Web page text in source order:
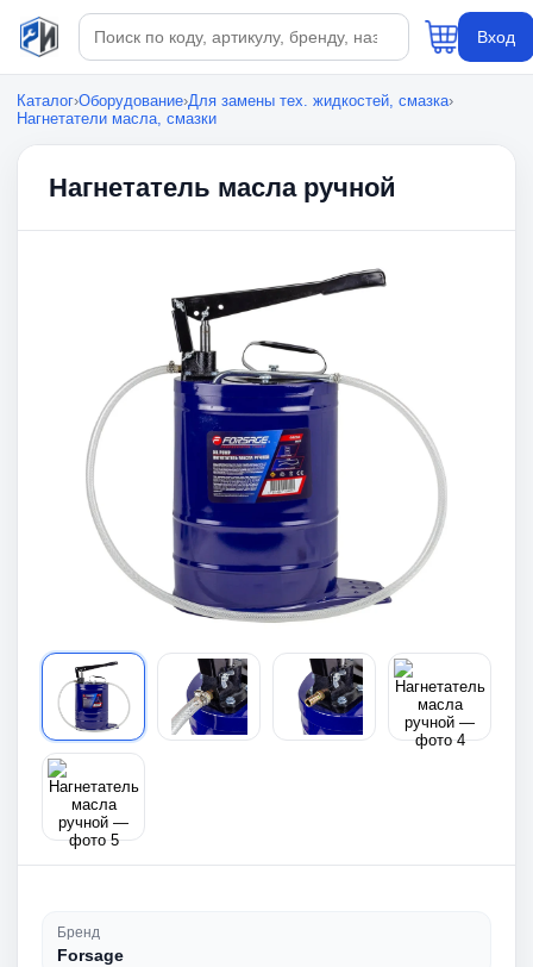
Поиск по каталогу
Вход
Каталог›Оборудование›Для замены тех. жидкостей, смазка›
Нагнетатели масла, смазки
Нагнетатель масла ручной
Бренд
Forsage